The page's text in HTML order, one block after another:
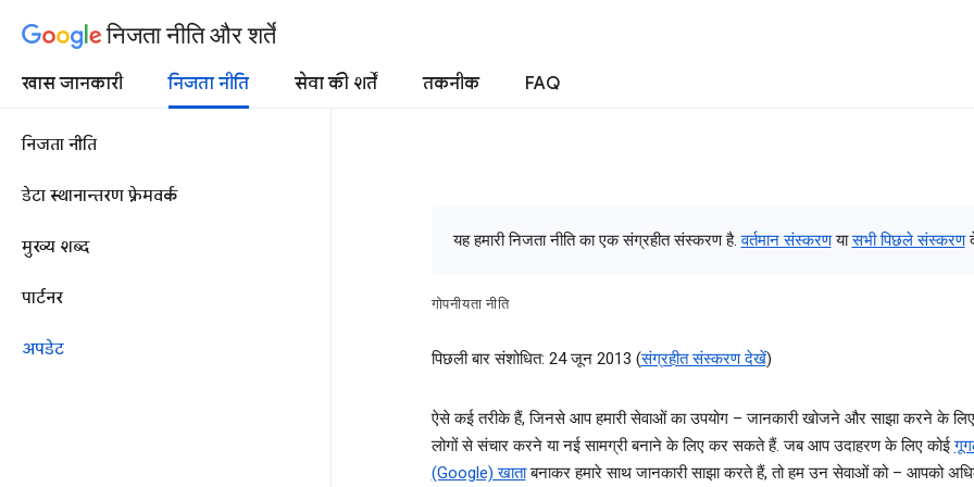
निजता नीति और शर्तें
खास जानकारी निजता नीति सेवा की शर्तें तकनीक FAQ
निजता नीति
डेटा स्थानान्तरण फ़्रेमवर्क
मुख्य शब्द
पार्टनर
अपडेट
यह हमारी निजता नीति का एक संग्रहीत संस्‍करण है.वर्तमान संस्‍करणयासभी पिछले संस्‍करण
गोपनीयता नीति
पिछली बार संशोधित: 24 जून 2013 (संग्रहीत संस्‍करण देखें)
ऐसे कई तरीके हैं, जिनसे आप हमारी सेवाओं का उपयोग – जानकारी खोजने और साझा करने के
लोगों से संचार करने या नई सामग्री बनाने के लिए कर सकते हैं. जब आप उदाहरण के लिए कोई
(Google) खाताबनाकर हमारे साथ जानकारी साझा करते हैं, तो हम उन सेवाओं को – आपको